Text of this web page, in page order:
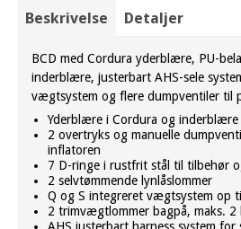
Beskrivelse Detaljer
BCD med Cordura yderblære, PU-
inderblære, justerbart AHS-sele
vægtsystem og flere dumpventiler til
Yderblære i Cordura og
2 overtryks og manuelle
inflatoren
7 D-ringe i rustfrit stål til tilbehør
2 selvtømmende lynlåslommer
Q og S integreret vægtsystem op
2 trimvægtlommer bagpå, maks. 2